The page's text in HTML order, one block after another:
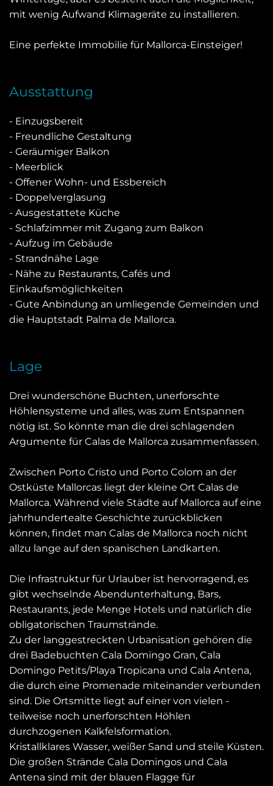
mit wenig Aufwand Klimageräte zu installieren.
Eine perfekte Immobilie für Mallorca-Einsteiger!
Ausstattung
- Einzugsbereit
- Freundliche Gestaltung
- Geräumiger Balkon
- Meerblick
- Offener Wohn- und Essbereich
- Doppelverglasung
- Ausgestattete Küche
- Schlafzimmer mit Zugang zum Balkon
- Aufzug im Gebäude
- Strandnähe Lage
- Nähe zu Restaurants, Cafés und
Einkaufsmöglichkeiten
- Gute Anbindung an umliegende Gemeinden und
die Hauptstadt Palma de Mallorca.
Lage
Drei wunderschöne Buchten, unerforschte
Höhlensysteme und alles, was zum Entspannen
nötig ist. So könnte man die drei schlagenden
Argumente für Calas de Mallorca zusammenfassen.
Zwischen Porto Cristo und Porto Colom an der
Ostküste Mallorcas liegt der kleine Ort Calas de
Mallorca. Während viele Städte auf Mallorca auf eine
jahrhundertealte Geschichte zurückblicken
können, findet man Calas de Mallorca noch nicht
allzu lange auf den spanischen Landkarten.
Die Infrastruktur für Urlauber ist hervorragend, es
gibt wechselnde Abendunterhaltung, Bars,
Restaurants, jede Menge Hotels und natürlich die
obligatorischen Traumstrände.
Zu der langgestreckten Urbanisation gehören die
drei Badebuchten Cala Domingo Gran, Cala
Domingo Petits/Playa Tropicana und Cala Antena,
die durch eine Promenade miteinander verbunden
sind. Die Ortsmitte liegt auf einer von vielen -
teilweise noch unerforschten Höhlen
durchzogenen Kalkfelsformation.
Kristallklares Wasser, weißer Sand und steile Küsten.
Die großen Strände Cala Domingos und Cala
Antena sind mit der blauen Flagge für